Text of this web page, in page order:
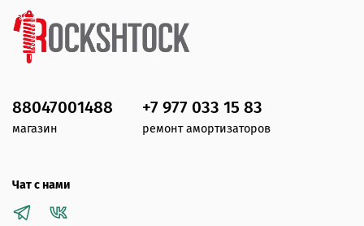
88047001488
магазин
+7 977 033 15 83
ремонт амортизаторов
Чат с нами